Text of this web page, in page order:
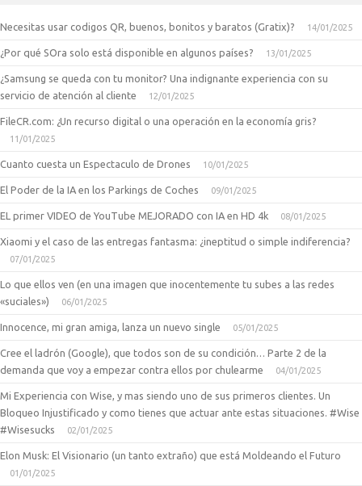
Necesitas usar codigos QR, buenos, bonitos y baratos (Gratix)? 14/01/2025
¿Por qué SOra solo está disponible en algunos países? 13/01/2025
¿Samsung se queda con tu monitor? Una indignante experiencia con su
servicio de atención al cliente
12/01/2025
FileCR.com: ¿Un recurso digital o una operación en la economía gris?
11/01/2025
Cuanto cuesta un Espectaculo de Drones 10/01/2025
El Poder de la IA en los Parkings de Coches 09/01/2025
EL primer VIDEO de YouTube MEJORADO con IA en HD 4k 08/01/2025
Xiaomi y el caso de las entregas fantasma: ¿ineptitud o simple indiferencia?
07/01/2025
Lo que ellos ven (en una imagen que inocentemente tu subes a las redes
«suciales»)
06/01/2025
Innocence, mi gran amiga, lanza un nuevo single 05/01/2025
Cree el ladrón (Google), que todos son de su condición… Parte 2 de la
demanda que voy a empezar contra ellos por chulearme
04/01/2025
Mi Experiencia con Wise, y mas siendo uno de sus primeros clientes. Un
Bloqueo Injustificado y como tienes que actuar ante estas situaciones. #Wise
#Wisesucks
02/01/2025
Elon Musk: El Visionario (un tanto extraño) que está Moldeando el Futuro
01/01/2025